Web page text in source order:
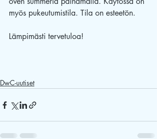
myös pukeutumistila. Tila on esteetön.
Lämpimästi tervetuloa!
DwC-uutiset